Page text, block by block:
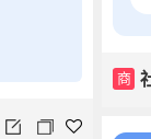
商